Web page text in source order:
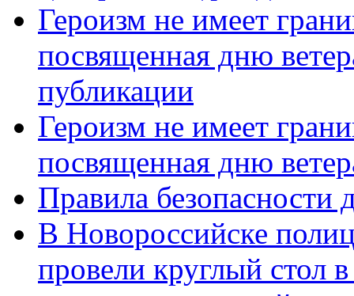
Героизм не имеет
посвященная дню
публикации
Героизм не имеет
посвященная дню
Правила безопасности
В Новороссийске
провели круглый стол